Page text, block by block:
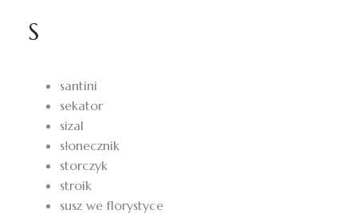
S
santini
sekator
sizal
słonecznik
storczyk
stroik
susz we florystyce